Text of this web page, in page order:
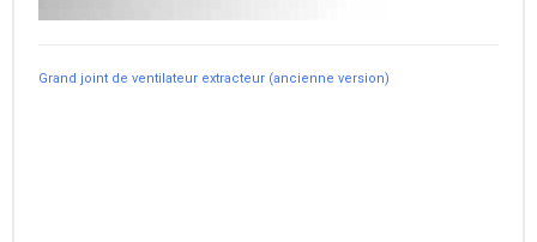
Grand joint de ventilateur extracteur (ancienne version)